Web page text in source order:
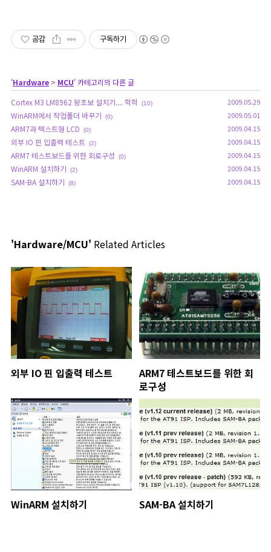
공감 구독하기
'Hardware > MCU' 카테고리의 다른 글
Cortex M3 LM8962 왕초보 설치기.... 헉헉
(10) 2009.05.29
WinARM에서 작업폴더 바꾸기 (0) 2009.05.01
ARM7과 텍스트형 LCD (0) 2009.04.15
외부 IO 핀 입출력 테스트 (2) 2009.04.15
ARM7 테스트보드를 위한 회로구성 (0) 2009.04.15
WinARM 설치하기 (2) 2009.04.15
SAM-BA 설치하기 (8) 2009.04.15
'Hardware/MCU' Related Articles
외부 IO 핀 입출력 테스트
ARM7 테스트보드를 위한 회
로구성
WinARM 설치하기 SAM-BA 설치하기